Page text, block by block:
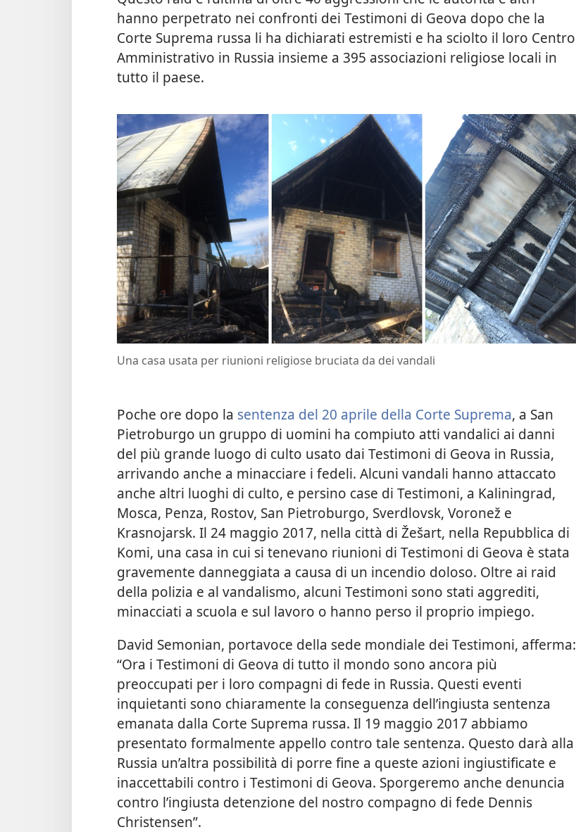
hanno perpetrato nei confronti dei Testimoni di Geova dopo che la
Corte Suprema russa li ha dichiarati estremisti e ha sciolto il loro Centro
Amministrativo in Russia insieme a 395 associazioni religiose locali in
tutto il paese.
Una casa usata per riunioni religiose bruciata da dei vandali
Poche ore dopo la sentenza del 20 aprile della Corte Suprema, a San
Pietroburgo un gruppo di uomini ha compiuto atti vandalici ai danni
del più grande luogo di culto usato dai Testimoni di Geova in Russia,
arrivando anche a minacciare i fedeli. Alcuni vandali hanno attaccato
anche altri luoghi di culto, e persino case di Testimoni, a Kaliningrad,
Mosca, Penza, Rostov, San Pietroburgo, Sverdlovsk, Voronež e
Krasnojarsk. Il 24 maggio 2017, nella città di Žešart, nella Repubblica di
Komi, una casa in cui si tenevano riunioni di Testimoni di Geova è stata
gravemente danneggiata a causa di un incendio doloso. Oltre ai raid
della polizia e al vandalismo, alcuni Testimoni sono stati aggrediti,
minacciati a scuola e sul lavoro o hanno perso il proprio impiego.
David Semonian, portavoce della sede mondiale dei Testimoni, afferma:
“Ora i Testimoni di Geova di tutto il mondo sono ancora più
preoccupati per i loro compagni di fede in Russia. Questi eventi
inquietanti sono chiaramente la conseguenza dell’ingiusta sentenza
emanata dalla Corte Suprema russa. Il 19 maggio 2017 abbiamo
presentato formalmente appello contro tale sentenza. Questo darà alla
Russia un’altra possibilità di porre fine a queste azioni ingiustificate e
inaccettabili contro i Testimoni di Geova. Sporgeremo anche denuncia
contro l’ingiusta detenzione del nostro compagno di fede Dennis
Christensen”.